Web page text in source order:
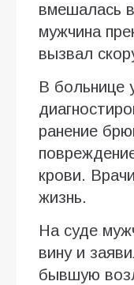
вмешалась
мужчина
вызвал
В больнице
ранение
крови.
жизнь.
На суде
вину и
бывшую